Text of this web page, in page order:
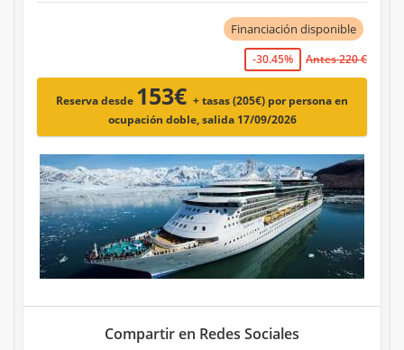
Financiación disponible
-30.45% Antes 220 €
Reserva desde 153€ + tasas (205€) por persona en
ocupación doble, salida 17/09/2026
Compartir en Redes Sociales